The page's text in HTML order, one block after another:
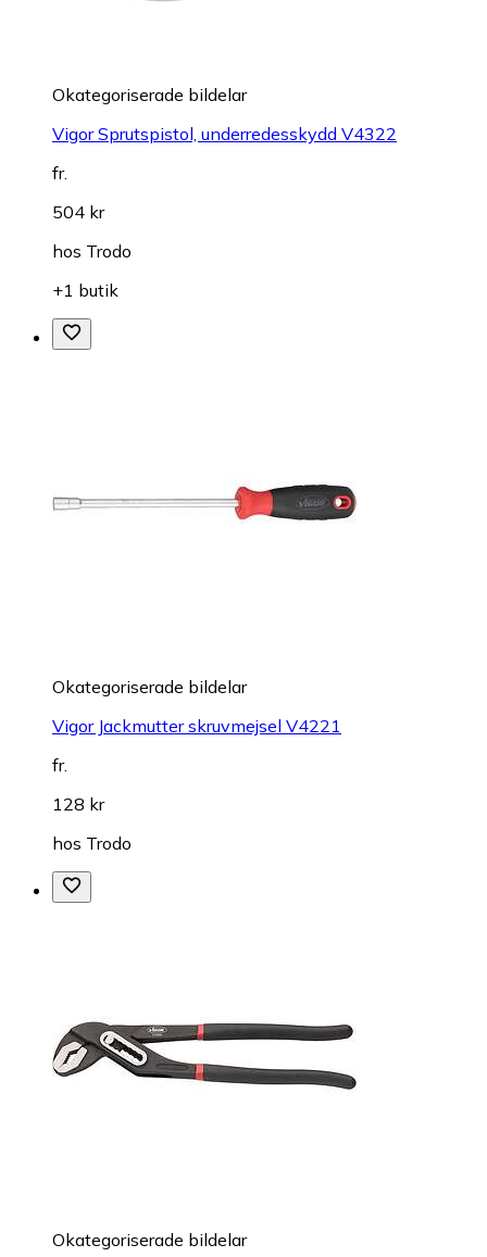
Okategoriserade bildelar
Vigor Sprutspistol, underredesskydd V4322
fr.
504 kr
hos Trodo
+1 butik
Okategoriserade bildelar
Vigor Jackmutter skruvmejsel V4221
fr.
128 kr
hos Trodo
Okategoriserade bildelar